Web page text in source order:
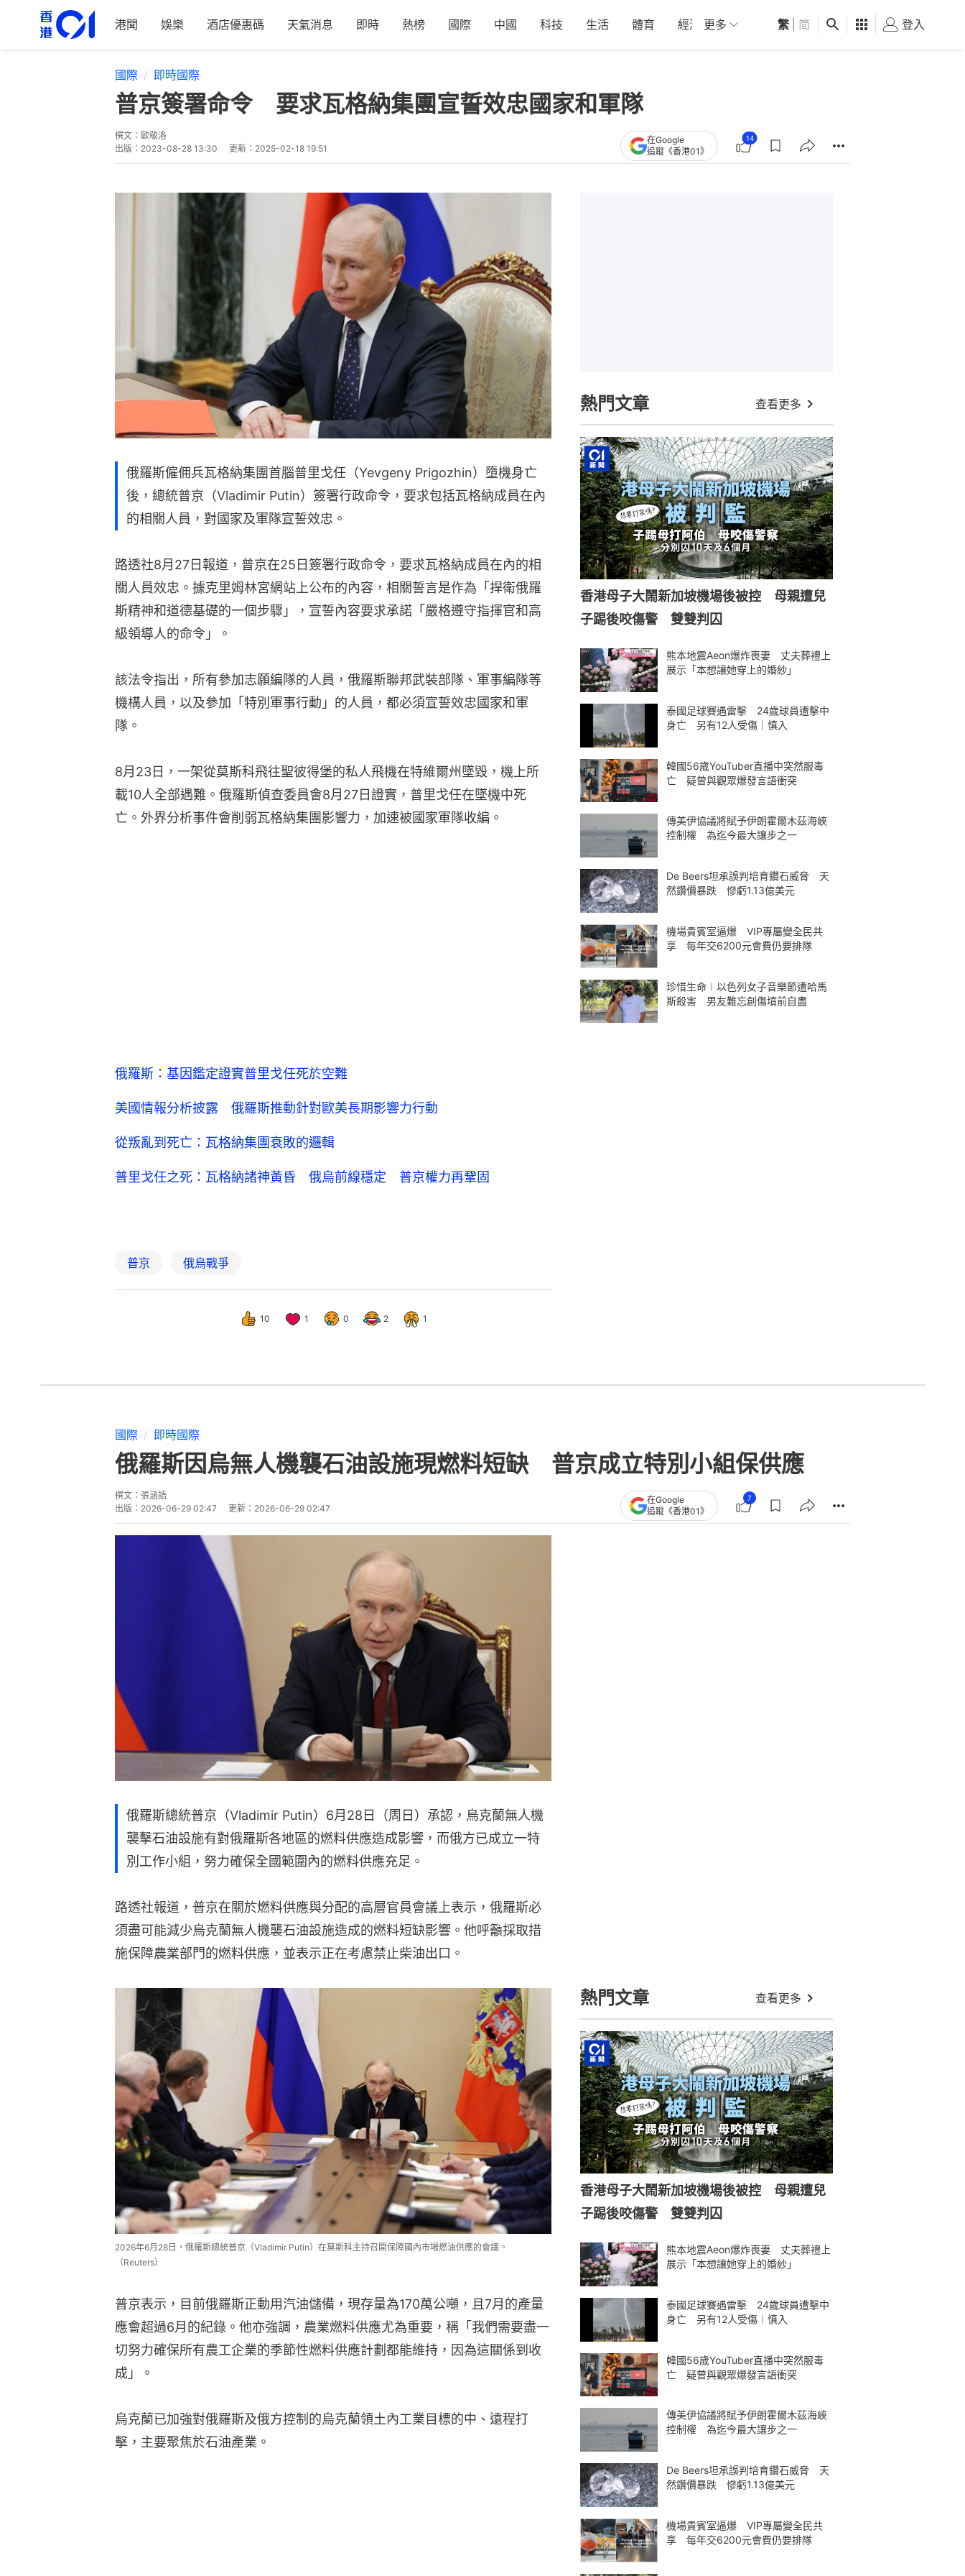
港聞 娛樂 酒店優惠碼 天氣消息 即時 熱榜 國際 中國 科技 生活 體育 經濟 01深圳 觀點 健康 好食玩飛
更多 繁 简 登入
國際 即時國際
普京簽署命令 要求瓦格納集團宣誓效忠國家和軍隊
撰文： 歐敬洛
出版： 2023-08-28 13:30 更新： 2025-02-18 19:51
在Google
追蹤《香港01》
14
俄羅斯僱佣兵瓦格納集團首腦普里戈任（Yevgeny Prigozhin）墮機身亡
後，總統普京（Vladimir Putin）簽署行政命令，要求包括瓦格納成員在內
的相關人員，對國家及軍隊宣誓效忠。
路透社8月27日報道，普京在25日簽署行政命令，要求瓦格納成員在內的相
關人員效忠。據克里姆林宮網站上公布的內容，相關誓言是作為「捍衛俄羅
斯精神和道德基礎的一個步驟」，宣誓內容要求承諾「嚴格遵守指揮官和高
級領導人的命令」。
該法令指出，所有參加志願編隊的人員，俄羅斯聯邦武裝部隊、軍事編隊等
機構人員，以及參加「特別軍事行動」的人員，都必須宣誓效忠國家和軍
隊。
8月23日，一架從莫斯科飛往聖彼得堡的私人飛機在特維爾州墜毀，機上所
載10人全部遇難。俄羅斯偵查委員會8月27日證實，普里戈任在墜機中死
亡。外界分析事件會削弱瓦格納集團影響力，加速被國家軍隊收編。
俄羅斯：基因鑑定證實普里戈任死於空難
美國情報分析披露 俄羅斯推動針對歐美長期影響力行動
從叛亂到死亡：瓦格納集團衰敗的邏輯
普里戈任之死：瓦格納諸神黃昏 俄烏前線穩定 普京權力再鞏固
普京 俄烏戰爭
10 1 0 2 1
熱門文章 查看更多
香港母子大鬧新加坡機場後被控 母親遭兒
子踢後咬傷警 雙雙判囚
熊本地震Aeon爆炸喪妻 丈夫葬禮上
展示「本想讓她穿上的婚紗」
泰國足球賽遇雷擊 24歲球員遭擊中
身亡 另有12人受傷｜慎入
韓國56歲YouTuber直播中突然服毒
亡 疑曾與觀眾爆發言語衝突
傳美伊協議將賦予伊朗霍爾木茲海峽
控制權 為迄今最大讓步之一
De Beers坦承誤判培育鑽石威脅 天
然鑽價暴跌 慘虧1.13億美元
機場貴賓室逼爆 VIP專屬變全民共
享 每年交6200元會費仍要排隊
珍惜生命︱以色列女子音樂節遭哈馬
斯殺害 男友難忘創傷墳前自盡
國際 即時國際
俄羅斯因烏無人機襲石油設施現燃料短缺 普京成立特別小組保供應
撰文： 張涵語
出版： 2026-06-29 02:47 更新： 2026-06-29 02:47
在Google
追蹤《香港01》
7
俄羅斯總統普京（Vladimir Putin）6月28日（周日）承認，烏克蘭無人機
襲擊石油設施有對俄羅斯各地區的燃料供應造成影響，而俄方已成立一特
別工作小組，努力確保全國範圍內的燃料供應充足。
路透社報道，普京在關於燃料供應與分配的高層官員會議上表示，俄羅斯必
須盡可能減少烏克蘭無人機襲石油設施造成的燃料短缺影響。他呼籲採取措
施保障農業部門的燃料供應，並表示正在考慮禁止柴油出口。
2026年6月28日，俄羅斯總統普京（Vladimir Putin）在莫斯科主持召開保障國內市場燃油供應的會議。
（Reuters）
普京表示，目前俄羅斯正動用汽油儲備，現存量為170萬公噸，且7月的產量
應會超過6月的紀錄。他亦強調，農業燃料供應尤為重要，稱「我們需要盡一
切努力確保所有農工企業的季節性燃料供應計劃都能維持，因為這關係到收
成」。
烏克蘭已加強對俄羅斯及俄方控制的烏克蘭領土內工業目標的中、遠程打
擊，主要聚焦於石油產業。
熱門文章 查看更多
香港母子大鬧新加坡機場後被控 母親遭兒
子踢後咬傷警 雙雙判囚
熊本地震Aeon爆炸喪妻 丈夫葬禮上
展示「本想讓她穿上的婚紗」
泰國足球賽遇雷擊 24歲球員遭擊中
身亡 另有12人受傷｜慎入
韓國56歲YouTuber直播中突然服毒
亡 疑曾與觀眾爆發言語衝突
傳美伊協議將賦予伊朗霍爾木茲海峽
控制權 為迄今最大讓步之一
De Beers坦承誤判培育鑽石威脅 天
然鑽價暴跌 慘虧1.13億美元
機場貴賓室逼爆 VIP專屬變全民共
享 每年交6200元會費仍要排隊